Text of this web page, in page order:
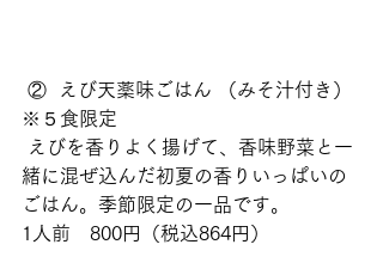
※５食限定
緒に混ぜ込んだ初夏の香りいっぱいの
ごはん。季節限定の一品です。
1人前　800円（税込864円）